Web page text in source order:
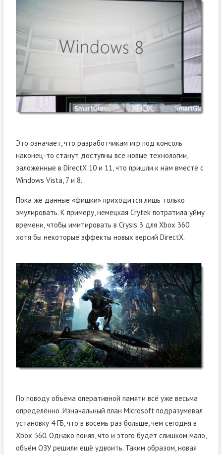
Это означает, что разработчикам игр под консоль
наконец-то станут доступны все новые технологии,
заложенные в DirectX 10 и 11, что пришли к нам вместе с
Windows Vista, 7 и 8.
Пока же данные «фишки» приходится лишь только
эмулировать. К примеру, немецкая Crytek потратила уйму
времени, чтобы имитировать в Crysis 3 для Xbox 360
хотя бы некоторые эффекты новых версий DirectX.
По поводу объёма оперативной памяти всё уже весьма
определённо. Изначальный план Microsoft подразумевал
установку 4 ГБ, что в восемь раз больше, чем сегодня в
Xbox 360. Однако поняв, что и этого будет слишком мало,
объём ОЗУ решили ещё удвоить. Таким образом, новая